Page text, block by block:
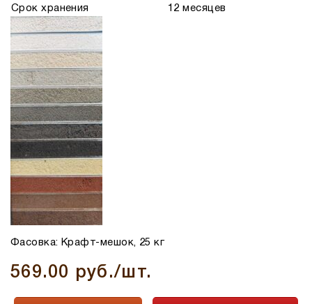
Срок хранения
12 месяцев
Фасовка: Крафт-мешок, 25 кг
569.00 руб./шт.